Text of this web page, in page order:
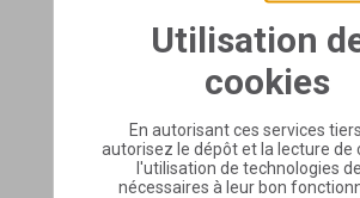
Utilisation
cookies
En autorisant ces services
autorisez le dépôt et la lecture de
l'utilisation de technologies
nécessaires à leur bon